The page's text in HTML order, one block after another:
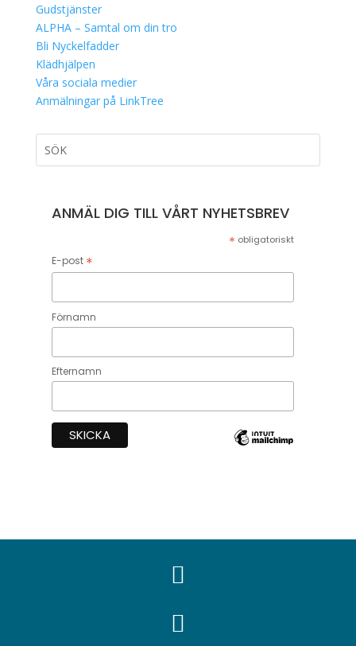
Gudstjänster
ALPHA – Samtal om din tro
Bli Nyckelfadder
Klädhjälpen
Våra sociala medier
Anmälningar på LinkTree
ANMÄL DIG TILL VÅRT NYHETSBREV
* obligatoriskt
E-post *
Förnamn
Efternamn

